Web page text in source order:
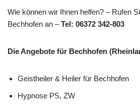
Wie können wir Ihnen helfen? – Rufen
Bechhofen an –Tel: 06372 342-803
Die Angebote für Bechhofen
Geistheiler & Heiler für Bechhofen
Hypnose PS, ZW